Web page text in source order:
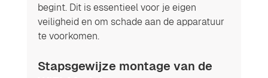
begint. Dit is essentieel voor je eigen
veiligheid en om schade aan de apparatuur
te voorkomen.
Stapsgewijze montage van de